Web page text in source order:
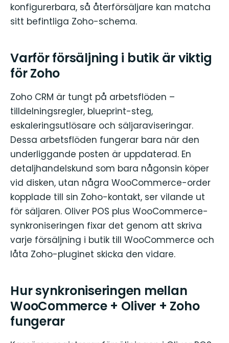
konfigurerbara, så återförsäljare kan matcha
sitt befintliga Zoho-schema.
Varför försäljning i butik är viktig
för Zoho
Zoho CRM är tungt på arbetsflöden –
tilldelningsregler, blueprint-steg,
eskaleringsutlösare och säljaraviseringar.
Dessa arbetsflöden fungerar bara när den
underliggande posten är uppdaterad. En
detaljhandelskund som bara någonsin köper
vid disken, utan några WooCommerce-order
kopplade till sin Zoho-kontakt, ser vilande ut
för säljaren. Oliver POS plus WooCommerce-
synkroniseringen fixar det genom att skriva
varje försäljning i butik till WooCommerce och
låta Zoho-pluginet skicka den vidare.
Hur synkroniseringen mellan
WooCommerce + Oliver + Zoho
fungerar